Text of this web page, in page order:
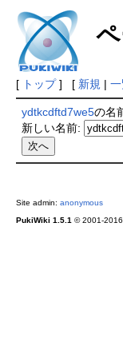
[ トップ] [ 新規 |
ydtkcdftd7we5の名
新しい名前:
Site admin: anonymous
PukiWiki 1.5.1 © 2001-2016